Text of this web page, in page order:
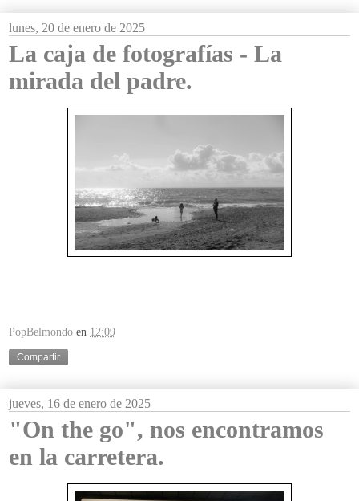
lunes, 20 de enero de 2025
La caja de fotografías - La
mirada del padre.
PopBelmondo en 12:09
Compartir
jueves, 16 de enero de 2025
"On the go", nos encontramos
en la carretera.